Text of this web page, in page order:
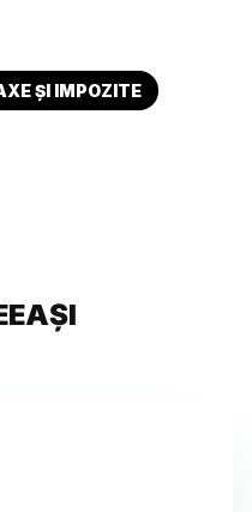
ȘI IMPOZITE